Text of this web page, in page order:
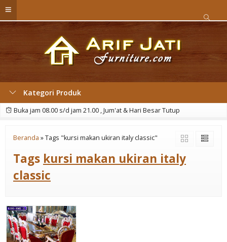
Kategori Produk
Buka jam 08.00 s/d jam 21.00 , Jum'at & Hari Besar Tutup
Beranda »Tags "kursi makan ukiran italy classic"
Tags kursi makan ukiran italy
classic